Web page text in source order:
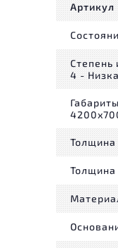
Артикул
Степень
4 -